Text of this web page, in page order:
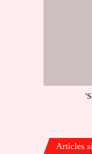
Articles